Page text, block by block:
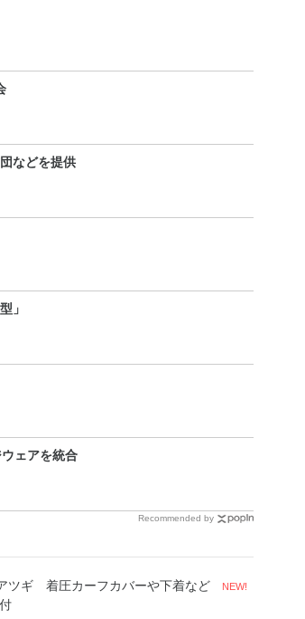
などを提供
」
ェアを統合
Recommended by
ツギ 着圧カーフカバーや下着など
NEW!